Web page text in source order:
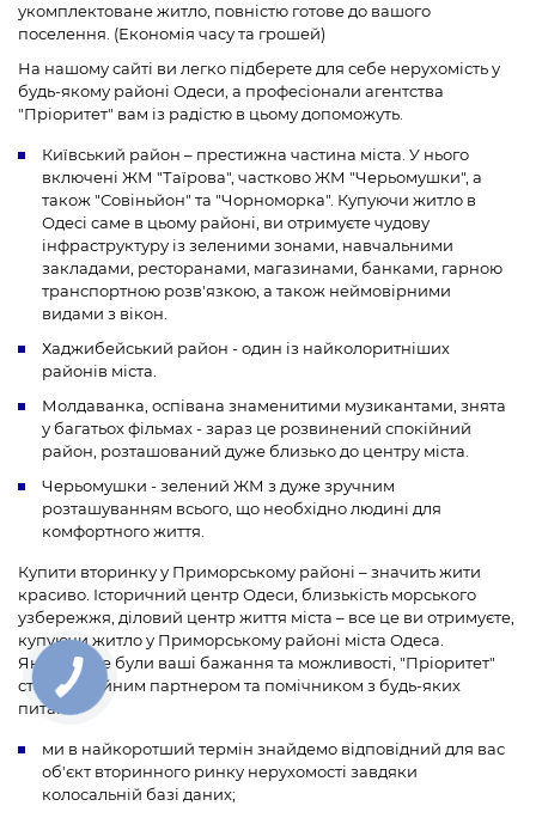
укомплектоване житло, повністю готове до вашого
поселення. (Економія часу та грошей)
На нашому сайті ви легко підберете для себе нерухомість у
будь-якому районі Одеси, а професіонали агентства
"Пріоритет" вам із радістю в цьому допоможуть.
Київський район – престижна частина міста. У нього
включені ЖМ "Таїрова", частково ЖМ "Черьомушки", а
також "Совіньйон" та "Чорноморка". Купуючи житло в
Одесі саме в цьому районі, ви отримуєте чудову
інфраструктуру із зеленими зонами, навчальними
закладами, ресторанами, магазинами, банками, гарною
транспортною розв'язкою, а також неймовірними
видами з вікон.
Хаджибейський район - один із найколоритніших
районів міста.
Молдаванка, оспівана знаменитими музикантами, знята
у багатьох фільмах - зараз це розвинений спокійний
район, розташований дуже близько до центру міста.
Черьомушки - зелений ЖМ з дуже зручним
розташуванням всього, що необхідно людині для
комфортного життя.
Купити вторинку у Приморському районі – значить жити
красиво. Історичний центр Одеси, близькість морського
узбережжя, діловий центр життя міста – все це ви отримуєте,
купуючи житло у Приморському районі міста Одеса.
Якими б не були ваші бажання та можливості, "Пріоритет"
стане надійним партнером та помічником з будь-яких
питань:
ми в найкоротший термін знайдемо відповідний для вас
об'єкт вторинного ринку нерухомості завдяки
колосальній базі даних;